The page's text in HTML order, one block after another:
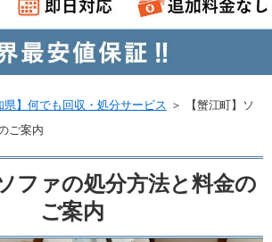
県】何でも回収・処分サービス ＞
【蟹江町】ソ
ご案内
ファの処分方法と料金の
ご案内